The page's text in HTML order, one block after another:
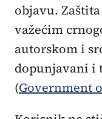
objavu.
važećim
autorskom i
dopunjavani i
(Government